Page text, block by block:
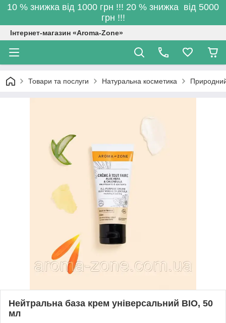
10 % знижка від 1000 грн !!! 20 % знижка від 5000
грн !!!
Інтернет-магазин «Aroma-Zone»
Товари та послуги Натуральна косметика
Нейтральна база крем універсальний ВІО, 50
мл